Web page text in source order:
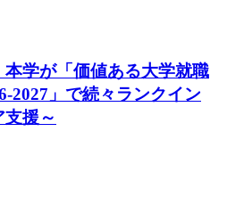
本学が「価値ある大学就職
2027」で続々ランクイン
支援～